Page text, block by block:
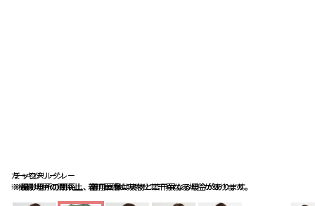
カーキグリーン
※撮影場所の関係上、着用画像は実物と若干異なる場合があります。
チャコールグレー
※撮影場所の関係上、着用画像は実物と若干異なる場合があります。
ミックス
※撮影場所の関係上、着用画像は実物と若干異なる場合があります。